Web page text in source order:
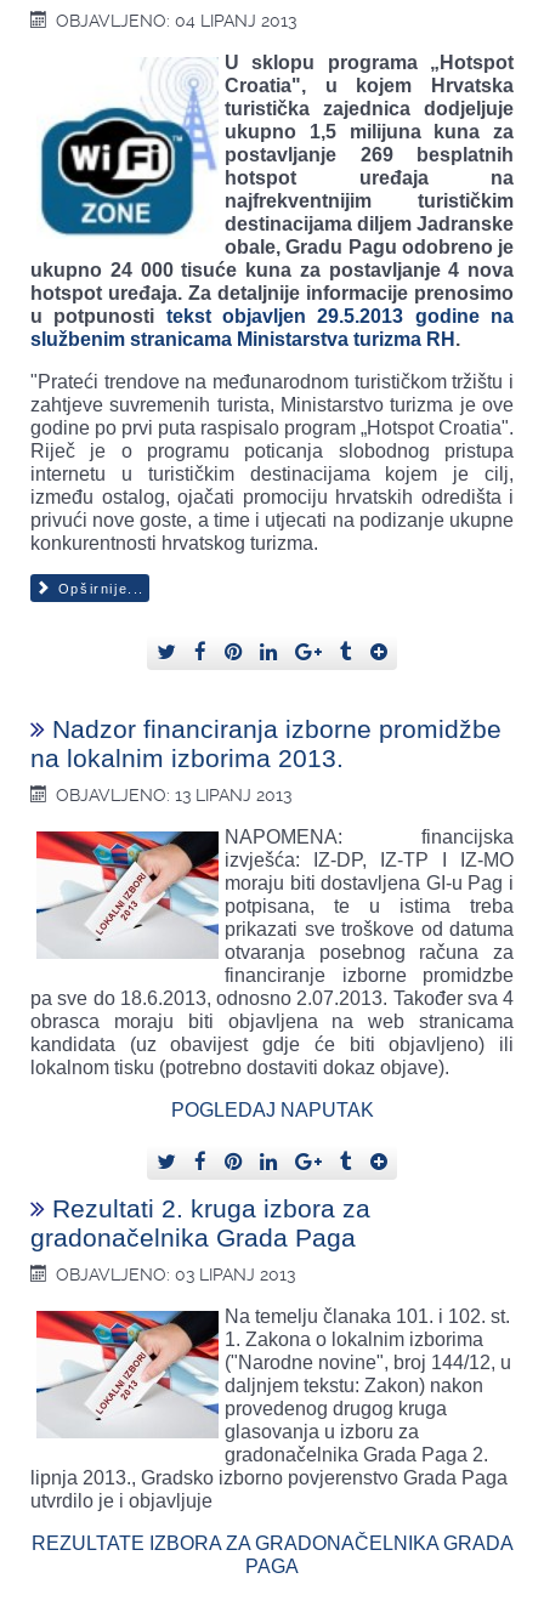
OBJAVLJENO: 04 LIPANJ 2013
U sklopu programa „Hotspot
Croatia", u kojem Hrvatska
turistička zajednica dodjeljuje
ukupno 1,5 milijuna kuna za
postavljanje 269 besplatnih
hotspot uređaja na
najfrekventnijim turističkim
destinacijama diljem Jadranske
obale, Gradu Pagu odobreno je
ukupno 24 000 tisuće kuna za postavljanje 4 nova
hotspot uređaja. Za detaljnije informacije prenosimo
u potpunosti tekst objavljen 29.5.2013 godine na
službenim stranicama Ministarstva turizma RH .
"Prateći trendove na međunarodnom turističkom tržištu i
zahtjeve suvremenih turista, Ministarstvo turizma je ove
godine po prvi puta raspisalo program „Hotspot Croatia".
Riječ je o programu poticanja slobodnog pristupa
internetu u turističkim destinacijama kojem je cilj,
između ostalog, ojačati promociju hrvatskih odredišta i
privući nove goste, a time i utjecati na podizanje ukupne
konkurentnosti hrvatskog turizma.
Opširnije...
Nadzor financiranja izborne promidžbe
na lokalnim izborima 2013.
OBJAVLJENO: 13 LIPANJ 2013
NAPOMENA: financijska
izvješća: IZ-DP, IZ-TP I IZ-MO
moraju biti dostavljena GI-u Pag i
potpisana, te u istima treba
prikazati sve troškove od datuma
otvaranja posebnog računa za
financiranje izborne promidzbe
pa sve do 18.6.2013, odnosno 2.07.2013. Također sva 4
obrasca moraju biti objavljena na web stranicama
kandidata (uz obavijest gdje će biti objavljeno) ili
lokalnom tisku (potrebno dostaviti dokaz objave).
POGLEDAJ NAPUTAK
Rezultati 2. kruga izbora za
gradonačelnika Grada Paga
OBJAVLJENO: 03 LIPANJ 2013
Na temelju članaka 101. i 102. st.
1. Zakona o lokalnim izborima
("Narodne novine", broj 144/12, u
daljnjem tekstu: Zakon) nakon
provedenog drugog kruga
glasovanja u izboru za
gradonačelnika Grada Paga 2.
lipnja 2013., Gradsko izborno povjerenstvo Grada Paga
utvrdilo je i objavljuje
REZULTATE IZBORA ZA GRADONAČELNIKA GRADA
PAGA